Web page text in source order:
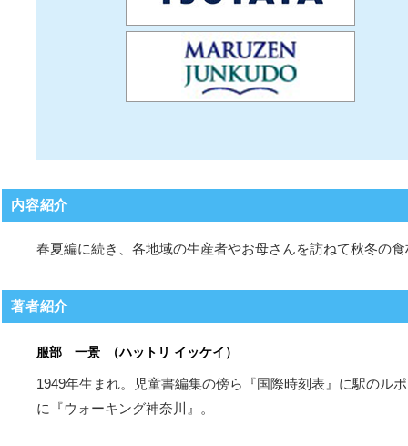
内容紹介
春夏編に続き、各地域の生産者やお母さんを訪ねて秋冬の
著者紹介
服部 一景 （ハットリ イッケイ）
1949年生まれ。児童書編集の傍ら『国際時刻表』に駅のル
に『ウォーキング神奈川』。